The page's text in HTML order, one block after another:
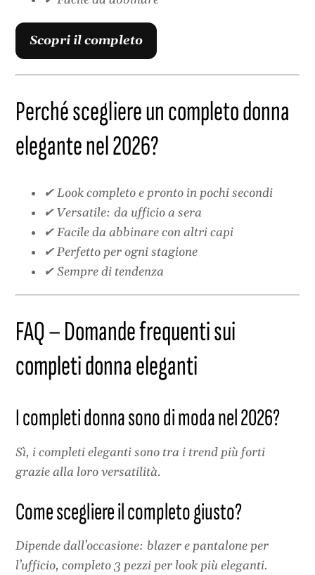
Scopri il completo
Perché scegliere un completo donna
elegante nel 2026?
✔ Look completo e pronto in pochi secondi
✔ Versatile: da ufficio a sera
✔ Facile da abbinare con altri capi
✔ Perfetto per ogni stagione
✔ Sempre di tendenza
FAQ – Domande frequenti sui
completi donna eleganti
I completi donna sono di moda nel 2026?
Sì, i completi eleganti sono tra i trend più forti
grazie alla loro versatilità.
Come scegliere il completo giusto?
Dipende dall’occasione: blazer e pantalone per
l’ufficio, completo 3 pezzi per look più eleganti.